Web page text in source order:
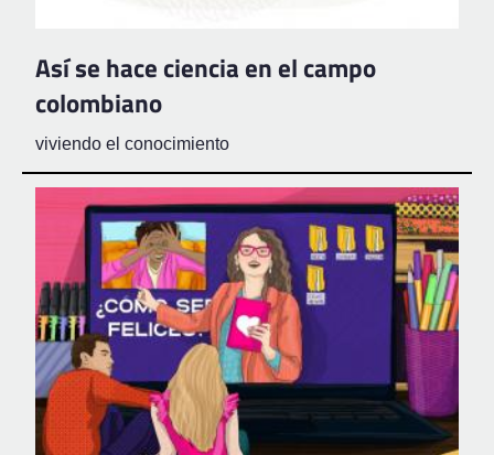
Así se hace ciencia en el campo
colombiano
viviendo el conocimiento